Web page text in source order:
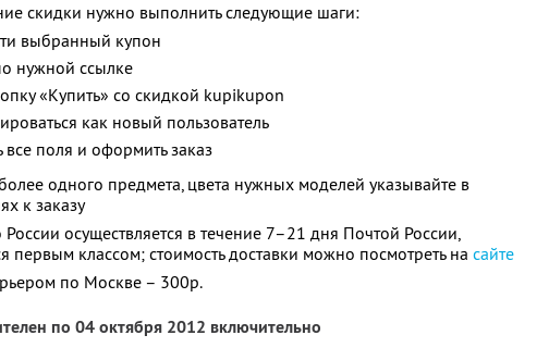
скидки нужно выполнить следующие шаги:
выбранный купон
нужной ссылке
«Купить» со скидкой kupikupon
как новый пользователь
все поля и оформить заказ
одного предмета, цвета нужных моделей указывайте в
к заказу
осуществляется в течение 7–21 дня Почтой России,
первым классом; стоимость доставки можно посмотреть на сайте
по Москве – 300р.
по 04 октября 2012 включительно